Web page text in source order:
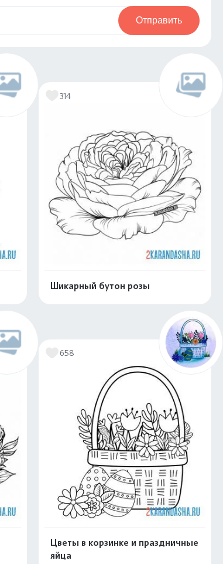
Отправить
314
Шикарный бутон розы
Распечатать и скачать
658
Цветы в корзинке и праздничные
яйца